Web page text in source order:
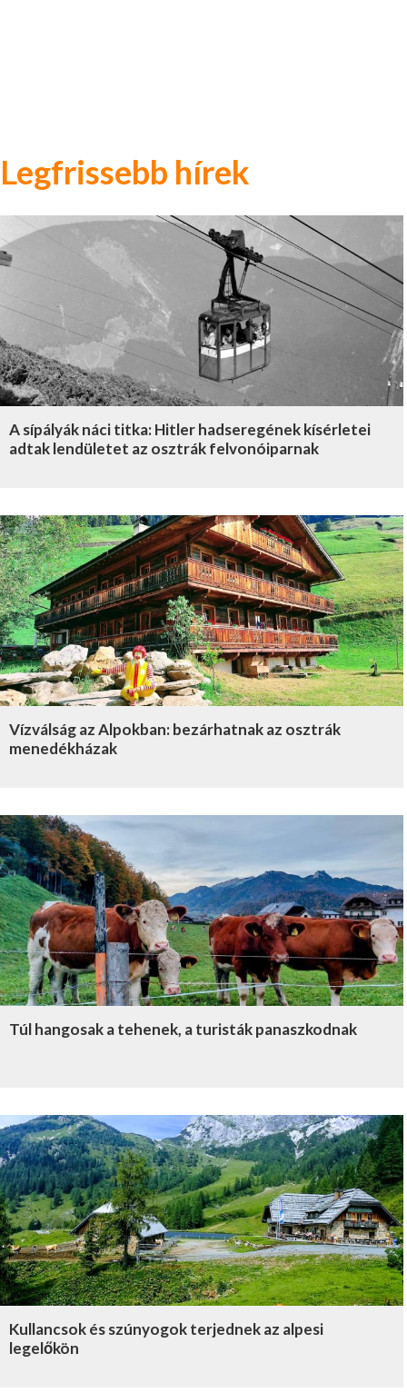
Legfrissebb hírek
A sípályák náci titka: Hitler hadseregének kísérletei
adtak lendületet az osztrák felvonóiparnak
Vízválság az Alpokban: bezárhatnak az osztrák
menedékházak
Túl hangosak a tehenek, a turisták panaszkodnak
Kullancsok és szúnyogok terjednek az alpesi
legelőkön